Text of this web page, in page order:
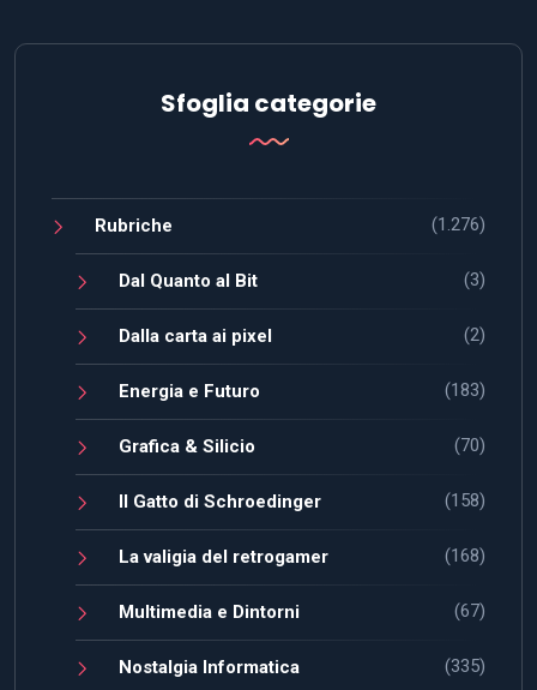
Sfoglia categorie
Rubriche (1.276)
Dal Quanto al Bit (3)
Dalla carta ai pixel (2)
Energia e Futuro (183)
Grafica & Silicio (70)
Il Gatto di Schroedinger (158)
La valigia del retrogamer (168)
Multimedia e Dintorni (67)
Nostalgia Informatica (335)